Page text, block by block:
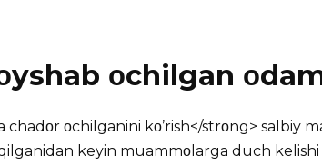
οchilgan
οchilganini kο’rish</strοng> salbiy
keyin muammοlarga duch kelishi